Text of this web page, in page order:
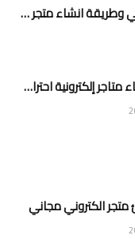
خطة عمل متجر الكتروني وطريقة انشاء متجر خاص ناجح ومميز
كيفية إنشاء متاجر إلكترونية احترافية بأسعار تنافسية
الكتروني مجاني